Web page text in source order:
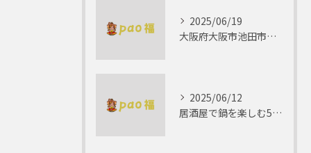
2025/06/19
大阪府大阪市池田市で楽しむしゃぶしゃぶの魅力とは？
2025/06/12
居酒屋で鍋を楽しむ5つの理由 ゆったりとした時間を